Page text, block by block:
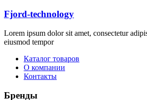
Fjord-technology
Lorem ipsum dolor sit amet, consectetur
eiusmod tempor
Каталог товаров
О компании
Контакты
Бренды